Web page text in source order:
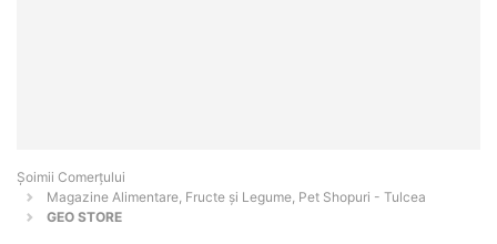
Șoimii Comerțului
Magazine Alimentare, Fructe și Legume, Pet Shopuri - Tulcea
GEO STORE